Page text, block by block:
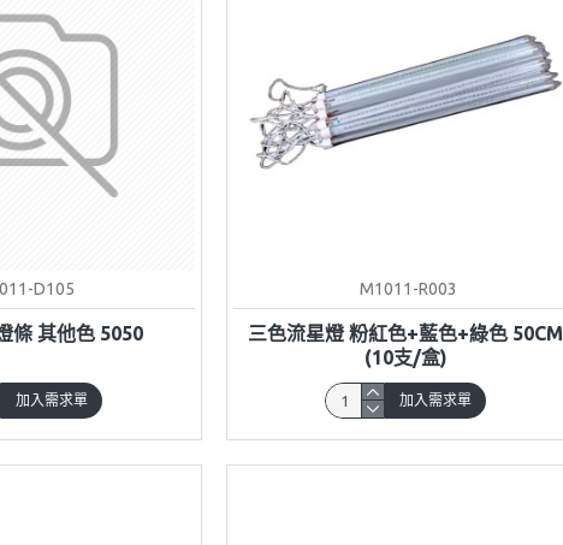
D105
條 其他色 5050
加入需求單
M1011-R003
三色流星燈 粉紅色+藍色+綠色 50CM
(10支/盒)
加入需求單